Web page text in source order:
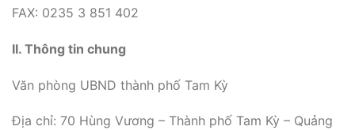
FAX: 0235 3 851 402
II. Thông tin chung
Văn phòng UBND thành phố Tam Kỳ
Địa chỉ: 70 Hùng Vương – Thành phố Tam Kỳ – Quảng